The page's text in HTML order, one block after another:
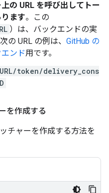
の URL を呼び出してトー
ます。この
）は、バックエンドの実
の URL の例は、 GitHub の
ンド用です。
token/delivery_cons
を作成する
チャーを作成する方法を